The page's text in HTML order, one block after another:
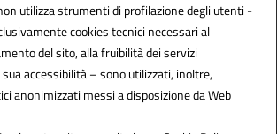
utilizza strumenti di profilazione degli utenti -
cookies tecnici necessari al
del sito, alla fruibilità dei servizi
accessibilità – sono utilizzati, inoltre,
anonimizzati messi a disposizione da Web
NAEE32300A
(CUF): UFDMFG
& Powered by 3D Solution S.r.l.